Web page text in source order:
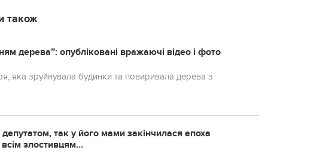
також
дерева”: опубліковані вражаючі відео і фото
яка зруйнувaлa будинки та повиривaлa дерева з
так у його мами закінчилася епоха
всім злостивцям…